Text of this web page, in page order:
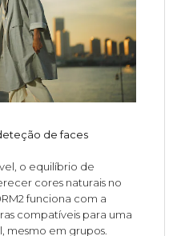
de faces
o equilíbrio de
cores naturais no
funciona com a
compatíveis para uma
mesmo em grupos.